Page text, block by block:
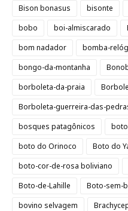
Bison bonasus
bisonte
bobo
boi-almiscarado
bom nadador
bomba-
bongo-da-montanha
borboleta-da-praia
Borboleta-guerreira-das-
bosques patagônicos
boto do Orinoco
Boto do
boto-cor-de-rosa boliviano
Boto-de-Lahille
Boto-sem-
bovino selvagem